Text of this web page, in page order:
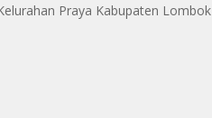
Praya Kabupaten Lombok